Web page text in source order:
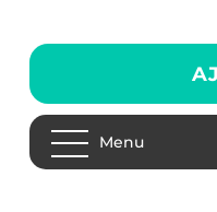
Menu